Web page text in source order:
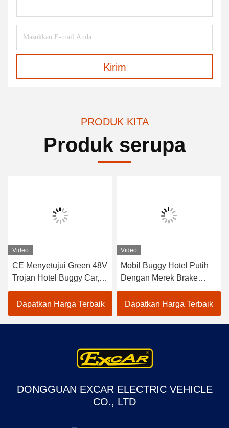
Kirim
PRODUK KITA
Produk serupa
Video
CE Menyetujui Green 48V
Trojan Hotel Buggy Car, 2
Seats Electric Utility Golf
Carts
Dapatkan Harga Terbaik
Video
Mobil Buggy Hotel Putih
Dengan Merek Brake
Elektromagnetik Merek
ADC
Dapatkan Harga Terbaik
DONGGUAN EXCAR ELECTRIC VEHICLE
CO., LTD